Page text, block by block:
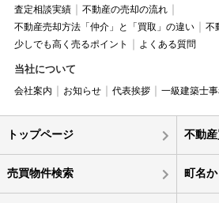
査定相談実績
不動産の売却の流れ
不動産売却方法「仲介」と「買取」の違い
不
少しでも高く売るポイント
よくある質問
当社について
会社案内 お知らせ 代表挨拶 一級建築士
トップページ 不動
売買物件検索 町名